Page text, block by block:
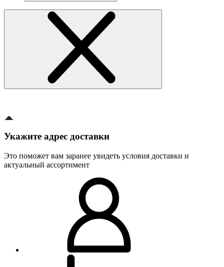
Укажите адрес доставки
Это поможет вам заранее увидеть условия доставки и
актуальный ассортимент